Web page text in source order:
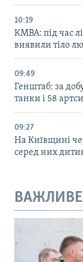
10:19
КМВА: під час
виявили тіло
09:49
Генштаб: за
танки і 58
09:27
На Київщині
серед них
ВАЖЛИВЕ